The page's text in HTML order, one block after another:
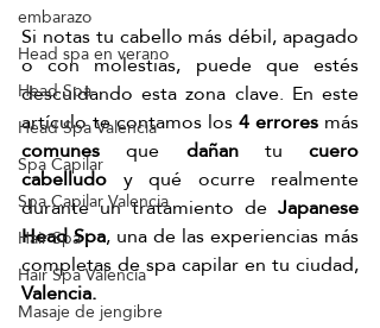
embarazo
Head spa en verano
Head Spa
Head Spa Valencia
Spa Capilar
Spa Capilar Valencia
Hair Spa
Hair Spa Valencia
Masaje de jengibre
Si notas tu cabello más débil, apagado
o con molestias, puede que estés
descuidando esta zona clave. En este
artículo te contamos los 4 errores
comunes que dañan tu cuero
cabelludo y qué ocurre realmente
durante un tratamiento de Japanese
Head Spa, una de las experiencias más
Valencia.